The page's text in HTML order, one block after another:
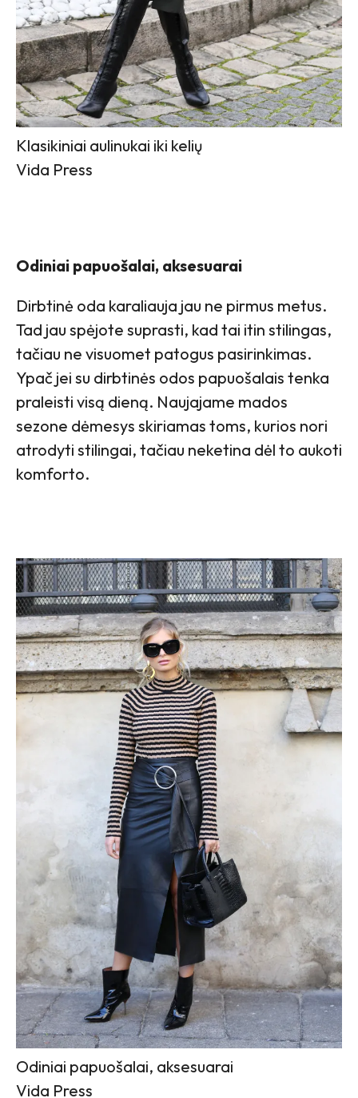
Klasikiniai aulinukai iki kelių
Vida Press
Odiniai papuošalai, aksesuarai
Dirbtinė oda karaliauja jau ne pirmus metus.
Tad jau spėjote suprasti, kad tai itin stilingas,
tačiau ne visuomet patogus pasirinkimas.
Ypač jei su dirbtinės odos papuošalais tenka
praleisti visą dieną. Naujajame mados
sezone dėmesys skiriamas toms, kurios nori
atrodyti stilingai, tačiau neketina dėl to aukoti
komforto.
Odiniai papuošalai, aksesuarai
Vida Press